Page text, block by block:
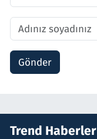
Gönder
Trend Haberler